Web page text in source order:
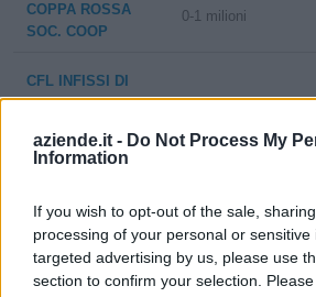
aziende.it - Do Not Process My
Information
If you wish to opt-out of the sale,
processing of your personal or
targeted advertising by us, please use
section to confirm your selection.
COPPA ROSSA
SOC. COOP
0-1 milioni
CFL INFISSI DI
CANNAROZZI
GIACOMO
SOCIETA'
AGRICOLA IL